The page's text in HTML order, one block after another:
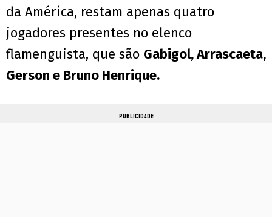
da América, restam apenas quatro
jogadores presentes no elenco
flamenguista, que são Gabigol, Arrascaeta,
Gerson e Bruno Henrique.
PUBLICIDADE